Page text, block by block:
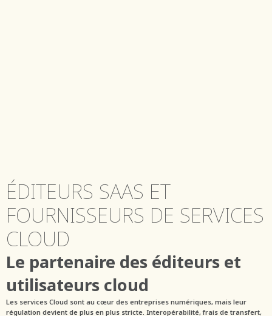
ÉDITEURS SAAS ET
FOURNISSEURS DE SERVICES
CLOUD
Le partenaire des éditeurs et
utilisateurs cloud
Les services Cloud sont au cœur des entreprises numériques, mais leur
régulation devient de plus en plus stricte. Interopérabilité, frais de transfert,